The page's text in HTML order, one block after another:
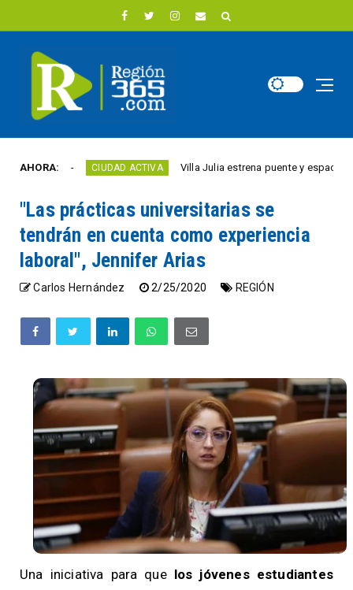
AHORA:CIUDAD ACTIVA Villa Julia estrena puente y espacios
"Las prácticas universitarias se
tendrán en cuenta como experiencia
laboral", Jennifer Arias
Carlos Hernández 2/25/2020 REGIÓN
Una iniciativa para que los jóvenes estudiantes